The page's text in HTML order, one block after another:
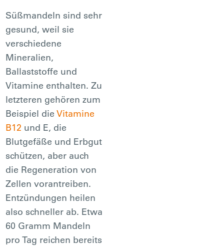
Süßmandeln sind sehr
gesund, weil sie
verschiedene
Mineralien,
Ballaststoffe und
Vitamine enthalten. Zu
letzteren gehören zum
Beispiel die Vitamine
B12 und E, die
Blutgefäße und Erbgut
schützen, aber auch
die Regeneration von
Zellen vorantreiben.
Entzündungen heilen
also schneller ab. Etwa
60 Gramm Mandeln
pro Tag reichen bereits